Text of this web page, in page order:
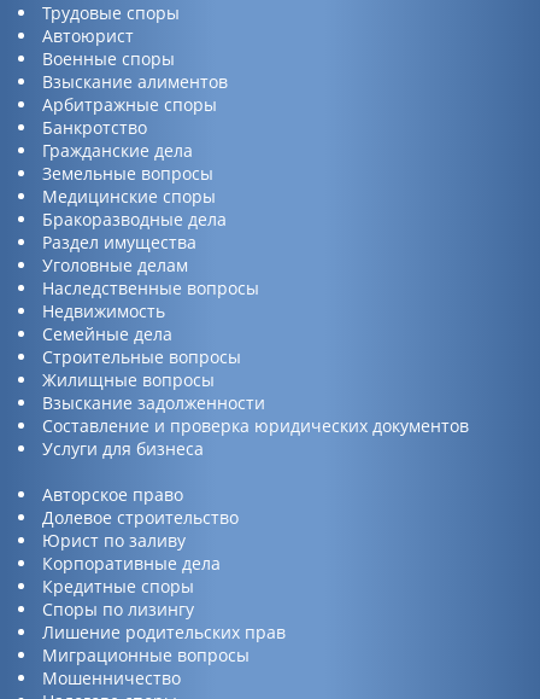
Трудовые споры
Автоюрист
Военные споры
Взыскание алиментов
Арбитражные споры
Банкротство
Гражданские дела
Земельные вопросы
Медицинские споры
Бракоразводные дела
Раздел имущества
Уголовные делам
Наследственные вопросы
Недвижимость
Семейные дела
Строительные вопросы
Жилищные вопросы
Взыскание задолженности
Составление и проверка юридических документов
Услуги для бизнеса
Авторское право
Долевое строительство
Юрист по заливу
Корпоративные дела
Кредитные споры
Споры по лизингу
Лишение родительских прав
Миграционные вопросы
Мошенничество